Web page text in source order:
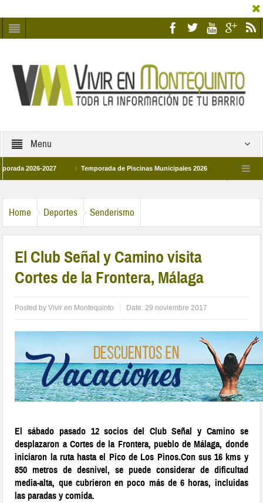
Menu
2027 Temporada de Piscinas Municipales 2026 Los Campus de
Home Deportes Senderismo
El Club Señal y Camino visita
Cortes de la Frontera, Málaga
Posted byVivir en Montequinto Date:29 noviembre 2017
El sábado pasado 12 socios del Club Señal y Camino se
desplazaron a Cortes de la Frontera, pueblo de Málaga, donde
iniciaron la ruta hasta el Pico de Los Pinos.Con sus 16 kms y
850 metros de desnivel, se puede considerar de dificultad
media-alta, que cubrieron en poco más de 6 horas, incluidas
las paradas y comida.